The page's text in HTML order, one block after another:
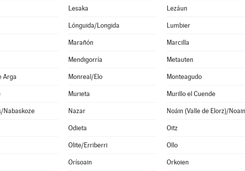
Lesaka Lezáun
Lónguida/Longida Lumbier
Marañón Marcilla
Mendigorría Metauten
Arga Monreal/Elo Monteagudo
Murieta Murillo el Cuende
Nabaskoze Nazar
Odieta Oitz
Olite/Erriberri Ollo
Orísoain Orkoien